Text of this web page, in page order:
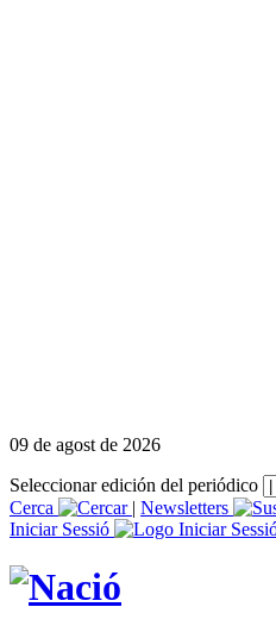
09 de agost de 2026
Seleccionar edición del periódico
Cerca
| Newsletters
Iniciar Sessió